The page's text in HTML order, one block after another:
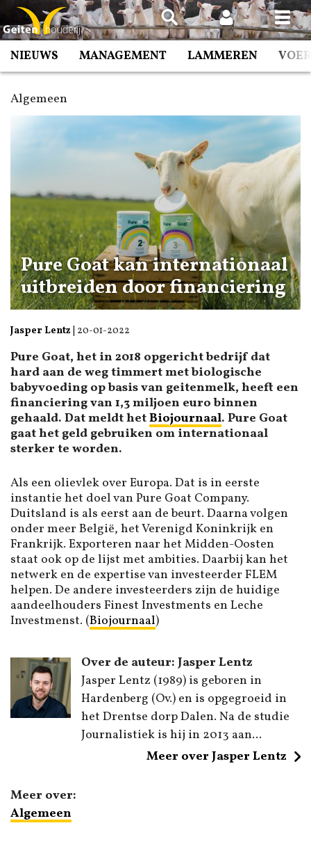
Spring
naar
inhoud
NIEUWS MANAGEMENT LAMMEREN
Algemeen
Pure Goat kan internationaal
uitbreiden door financiering
Jasper Lentz 20-01-2022
Pure Goat, het in 2018 opgericht bedrijf dat
hard aan de weg timmert met biologische
babyvoeding op basis van geitenmelk, heeft een
financiering van 1,3 miljoen euro binnen
gehaald. Dat meldt hetBiojournaal. Pure Goat
gaat het geld gebruiken om internationaal
sterker te worden.
Als een olievlek over Europa. Dat is in eerste
instantie het doel van Pure Goat Company.
Duitsland is als eerst aan de beurt. Daarna volgen
onder meer België, het Verenigd Koninkrijk en
Frankrijk. Exporteren naar het Midden-Oosten
staat ook op de lijst met ambities. Daarbij kan het
netwerk en de expertise van investeerder FLEM
helpen. De andere investeerders zijn de huidige
aandeelhouders Finest Investments en Leche
Investmenst. (Biojournaal)
Over de auteur: Jasper Lentz
Jasper Lentz (1989) is geboren in
Hardenberg (Ov.) en is opgegroeid in
het Drentse dorp Dalen. Na de studie
Journalistiek is hij in 2013 aan...
Meer over Jasper Lentz
Meer over:
Algemeen